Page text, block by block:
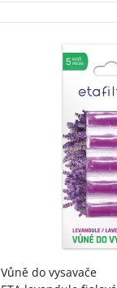
Vůně do vysavače